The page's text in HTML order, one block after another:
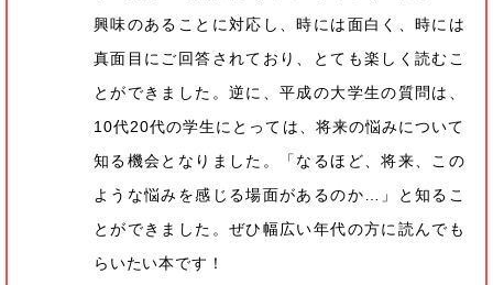
興味のあることに対応し、時には面白く、時には
真面目にご回答されており、とても楽しく読むこ
とができました。逆に、平成の大学生の質問は、
10代20代の学生にとっては、将来の悩みについて
知る機会となりました。「なるほど、将来、この
ような悩みを感じる場面があるのか…」と知るこ
とができました。ぜひ幅広い年代の方に読んでも
らいたい本です！